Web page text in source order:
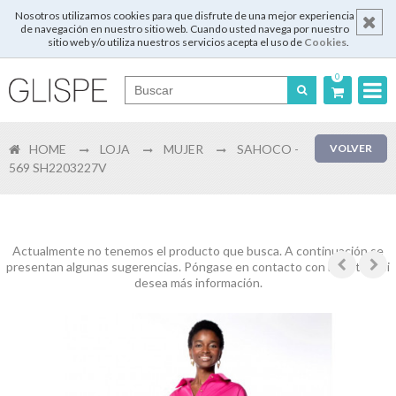
Nosotros utilizamos cookies para que disfrute de una mejor experiencia
de navegación en nuestro sitio web. Cuando usted navega por nuestro
sitio web y/o utiliza nuestros servicios acepta el uso de Cookies.
0
English VOLVER
HOME LOJA MUJER
SAHOCO -
569 SH2203227V
Actualmente no tenemos el producto que busca. A continuación se
presentan algunas sugerencias. Póngase en contacto con nosotros si
desea más información.